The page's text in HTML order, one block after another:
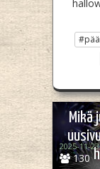
130
2025-11-23